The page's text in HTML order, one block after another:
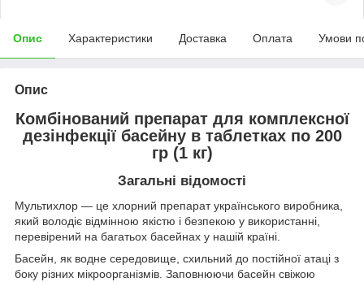
Опис Характеристики Доставка Оплата Умови
Опис
Комбінований препарат для комплексної
дезінфекції басейну в таблетках по 200
гр (1 кг)
Загальні відомості
Мультихлор — це хлорний препарат українського виробника,
який володіє відмінною якістю і безпекою у використанні,
перевірений на багатьох басейнах у нашій країні.
Басейн, як водне середовище, схильний до постійної атаці з
боку різних мікроорганізмів. Заповнюючи басейн свіжою